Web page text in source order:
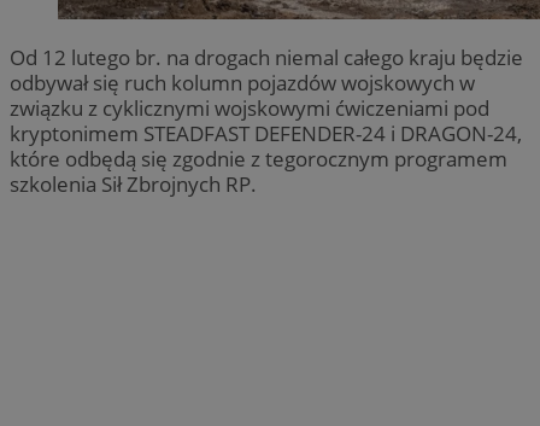
Od 12 lutego br. na drogach niemal całego kraju będzie
odbywał się ruch kolumn pojazdów wojskowych w
związku z cyklicznymi wojskowymi ćwiczeniami pod
kryptonimem STEADFAST DEFENDER-24 i DRAGON-24,
które odbędą się zgodnie z tegorocznym programem
szkolenia Sił Zbrojnych RP.